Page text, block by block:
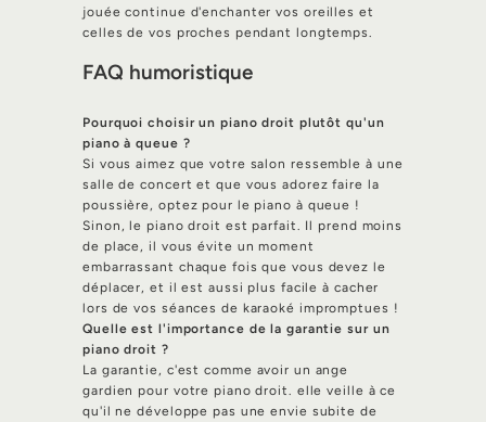
jouée continue d'enchanter vos oreilles et
celles de vos proches pendant longtemps.
FAQ humoristique
Pourquoi choisir un piano droit plutôt qu'un
piano à queue ?
Si vous aimez que votre salon ressemble à une
salle de concert et que vous adorez faire la
poussière, optez pour le piano à queue !
Sinon, le piano droit est parfait. Il prend moins
de place, il vous évite un moment
embarrassant chaque fois que vous devez le
déplacer, et il est aussi plus facile à cacher
lors de vos séances de karaoké impromptues !
Quelle est l'importance de la garantie sur un
piano droit ?
La garantie, c'est comme avoir un ange
gardien pour votre piano droit. elle veille à ce
qu'il ne développe pas une envie subite de